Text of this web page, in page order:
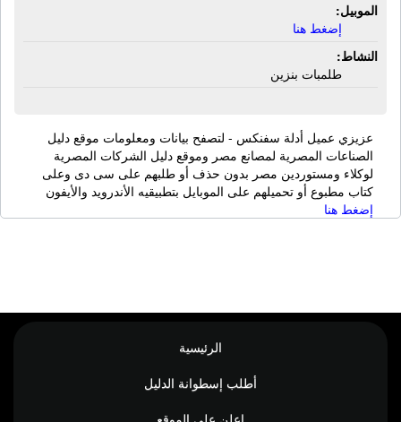
الموبيل:
إضغط هنا
النشاط:
طلمبات بنزين
عزيزي عميل أدلة سفنكس - لتصفح بيانات ومعلومات موقع دليل
الصناعات المصرية لمصانع مصر وموقع دليل الشركات المصرية
لوكلاء ومستوردين مصر بدون حذف أو طلبهم على سى دى وعلى
كتاب مطبوع أو تحميلهم على الموبايل بتطبيقيه الأندرويد والأيفون
إضغط هنا
الرئيسية
أطلب إسطوانة الدليل
اعلن على الموقع